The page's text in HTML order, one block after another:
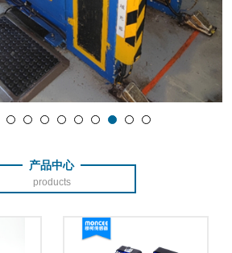
产品中心
products